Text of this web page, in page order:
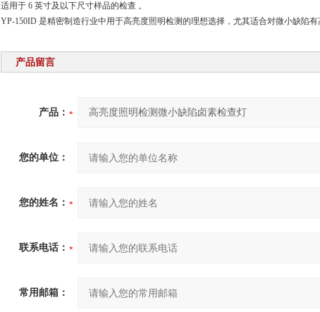
适用于 6 英寸及以下尺寸样品的检查 。
YP-150ID 是精密制造行业中用于高亮度照明检测的理想选择，尤其适合对微小缺陷有
产品留言
产品：
您的单位：
您的姓名：
联系电话：
常用邮箱：